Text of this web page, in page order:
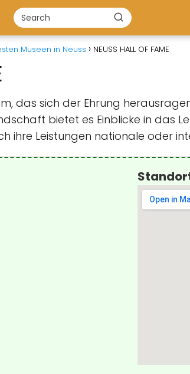
Museen in Neuss NEUSS HALL OF FAME
das sich der Ehrung
bietet es Einblicke in das
ihre Leistungen nationale oder
Standort